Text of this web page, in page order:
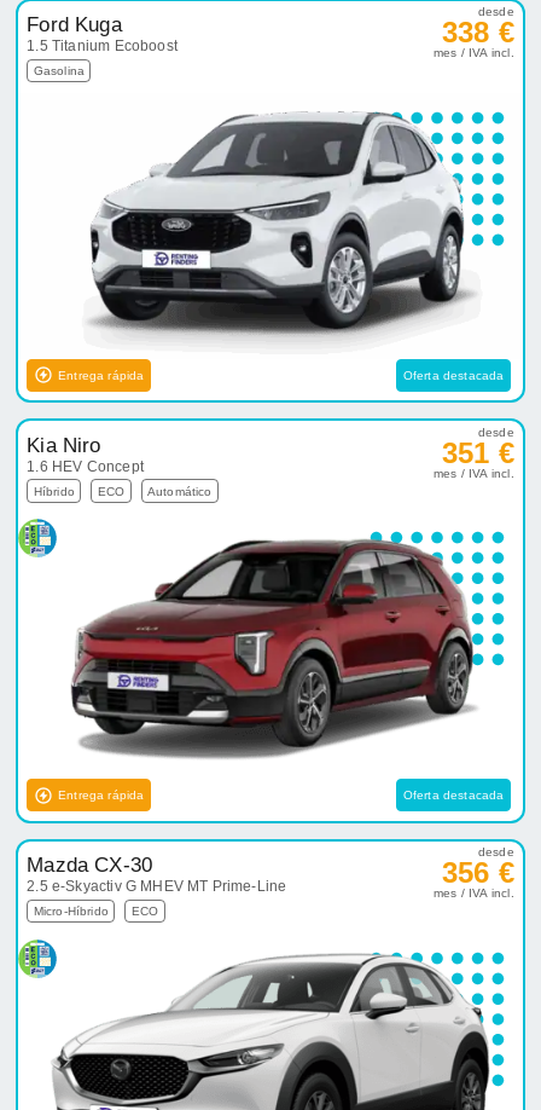
Ford Kuga
1.5 Titanium Ecoboost
Gasolina
desde
338 €
mes / IVA incl.
Entrega rápida Oferta destacada
Kia Niro
1.6 HEV Concept
Híbrido ECO Automático
desde
351 €
mes / IVA incl.
Entrega rápida Oferta destacada
Mazda CX-30
2.5 e-Skyactiv G MHEV MT Prime-Line
Micro-Híbrido ECO
desde
356 €
mes / IVA incl.